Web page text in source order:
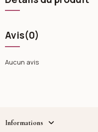
Avis(0)
Aucun avis
Informations